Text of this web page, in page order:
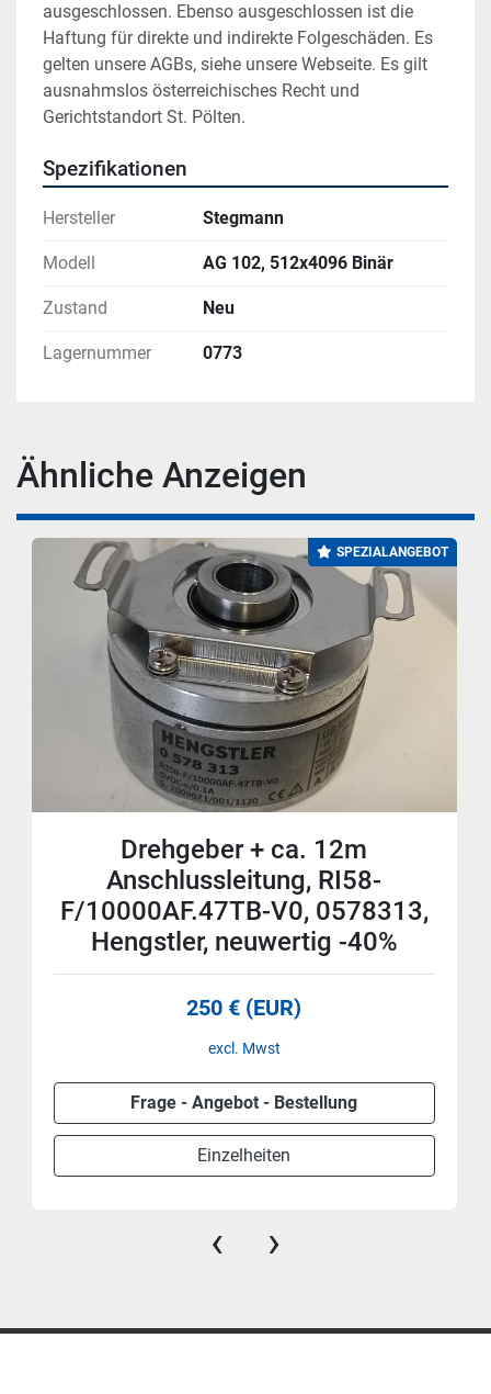
ausgeschlossen. Ebenso ausgeschlossen ist die
Haftung für direkte und indirekte Folgeschäden. Es
gelten unsere AGBs, siehe unsere Webseite. Es gilt
ausnahmslos österreichisches Recht und
Gerichtstandort St. Pölten.
Spezifikationen
Hersteller Stegmann
Modell AG 102, 512x4096 Binär
Zustand Neu
Lagernummer 0773
Ähnliche Anzeigen
SPEZIALANGEBOT
Drehgeber + ca. 12m
Anschlussleitung, RI58-
F/10000AF.47TB-V0, 0578313,
Hengstler, neuwertig -40%
250 € (EUR)
excl. Mwst
Frage - Angebot - Bestellung
Einzelheiten
‹ ›